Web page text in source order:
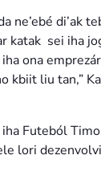
ne’ebé di’ak
sei iha
ona
kbiit liu tan,”
Futeból
lori